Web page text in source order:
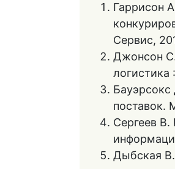
Гаррисон
Сервис,
Джонсон
Сергеев
Дыбская